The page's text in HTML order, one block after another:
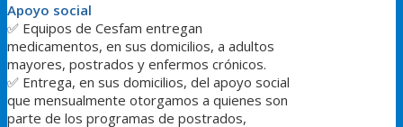
Apoyo social
✅ Equipos de Cesfam entregan
medicamentos, en sus domicilios, a adultos
mayores, postrados y enfermos crónicos.
✅ Entrega, en sus domicilios, del apoyo social
que mensualmente otorgamos a quienes son
parte de los programas de postrados,